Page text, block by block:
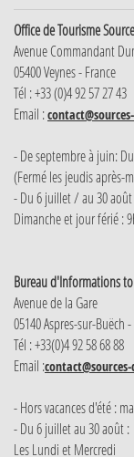
Office de Tourisme
Avenue Commandant
05400 Veynes - France
Tél : +33 (0)4 92 57 27 43
Email :
- De septembre à juin:
(Fermé les jeudis après-
- Du 6 juillet / au 30
Dimanche et jour férié :
Bureau d'Informations
Avenue de la Gare
05140 Aspres-sur-Buëch
Tél : +33(0)4 92 58 68 88
Email :
- Hors vacances d'été :
- Du 6 juillet au 30 août :
Les Lundi et Mercredi